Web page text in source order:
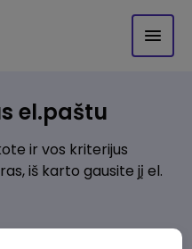
el.paštu
ir vos kriterijus
iš karto gausite jį el.